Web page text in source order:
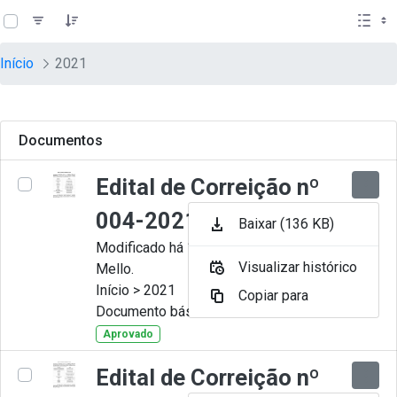
Pular para o Conteúdo principal
teste descricao
Início 2021
Documentos
Edital de Correição nº
004-2021
Modificado há 11 Meses por Artur
Mello.
Início > 2021
Documento básico
Aprovado
Edital de Correição nº
Baixar (136 KB)
Visualizar histórico
Copiar para